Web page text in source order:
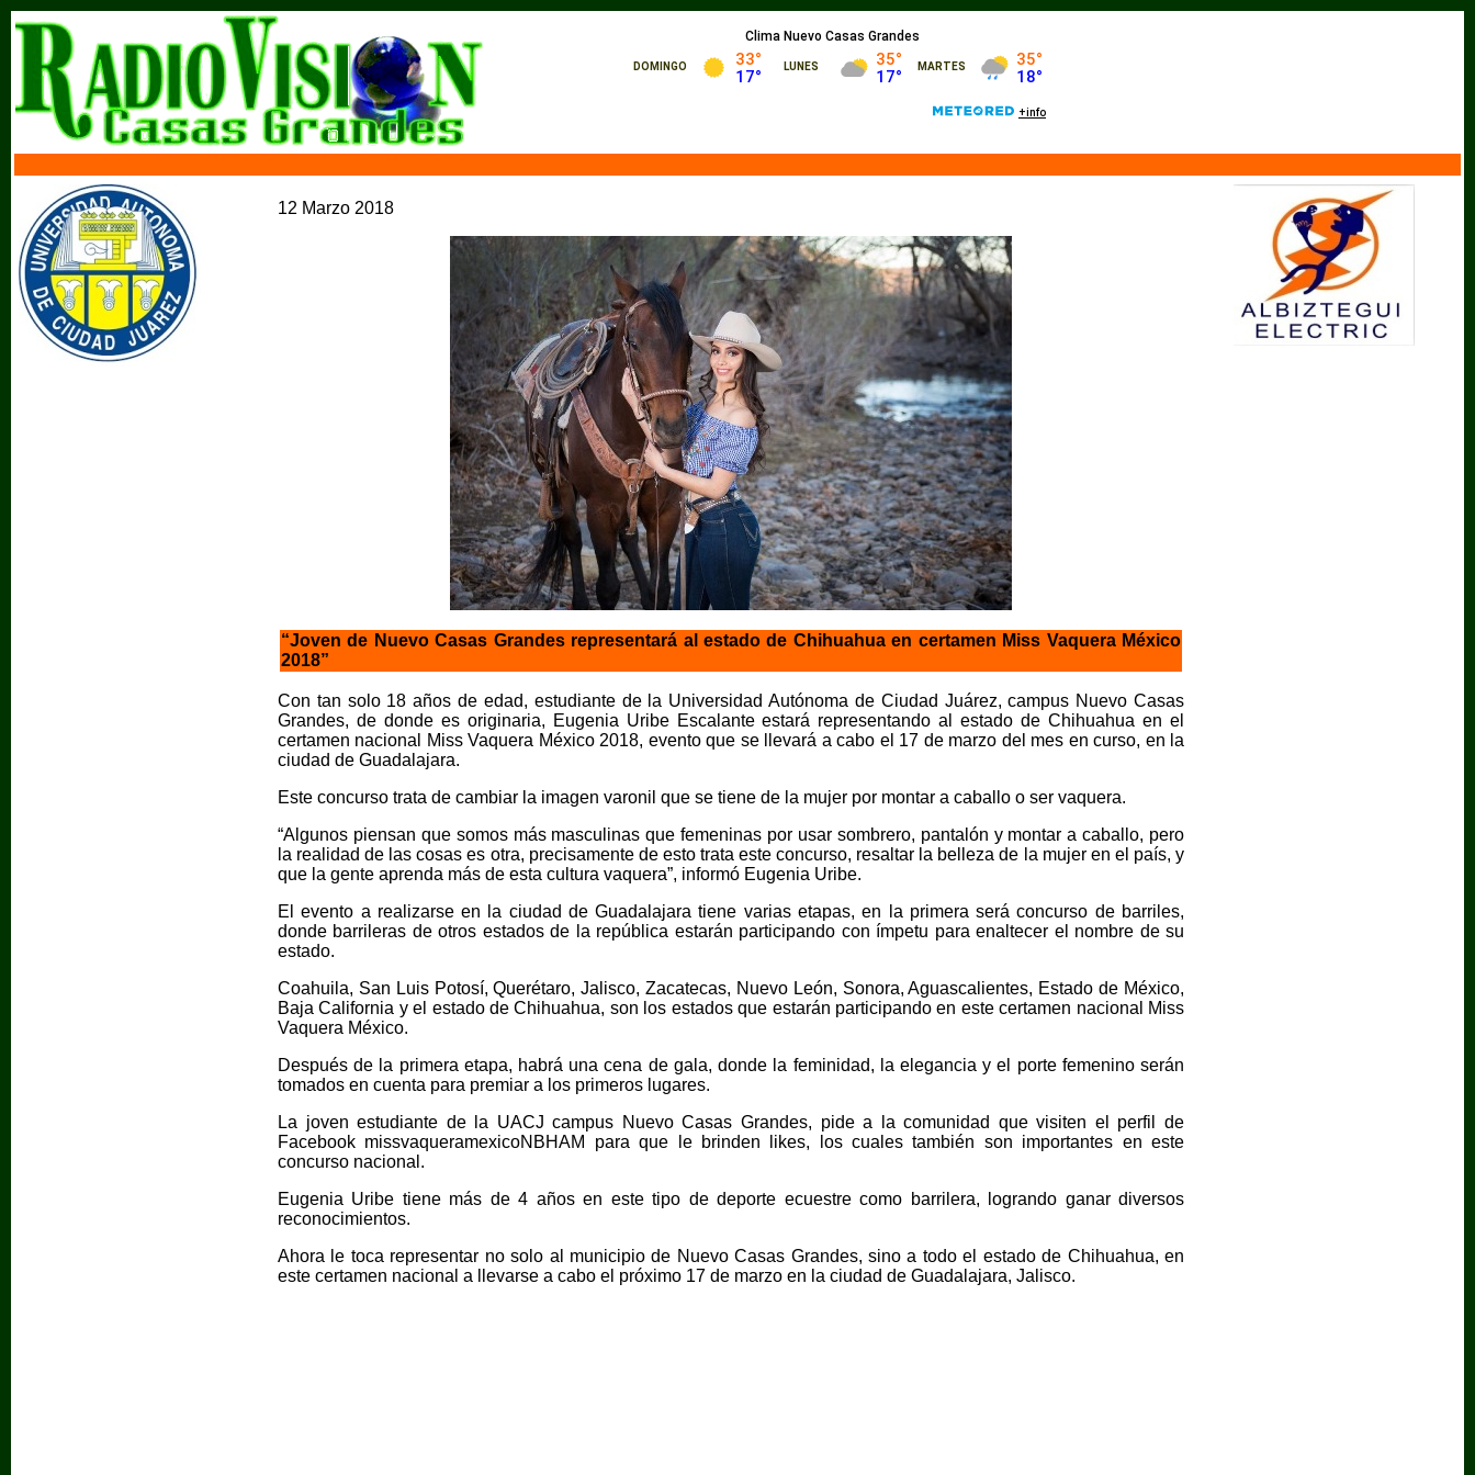
12 Marzo 2018
“Joven de Nuevo Casas Grandes representará al estado de Chihuahua en certamen Miss Vaquera México
2018”
Con tan solo 18 años de edad, estudiante de la Universidad Autónoma de Ciudad Juárez, campus Nuevo Casas
Grandes, de donde es originaria, Eugenia Uribe Escalante estará representando al estado de Chihuahua en el
certamen nacional Miss Vaquera México 2018, evento que se llevará a cabo el 17 de marzo del mes en curso, en la
ciudad de Guadalajara.
Este concurso trata de cambiar la imagen varonil que se tiene de la mujer por montar a caballo o ser vaquera.
“Algunos piensan que somos más masculinas que femeninas por usar sombrero, pantalón y montar a caballo, pero
la realidad de las cosas es otra, precisamente de esto trata este concurso, resaltar la belleza de la mujer en el país, y
que la gente aprenda más de esta cultura vaquera”, informó Eugenia Uribe.
El evento a realizarse en la ciudad de Guadalajara tiene varias etapas, en la primera será concurso de barriles,
donde barrileras de otros estados de la república estarán participando con ímpetu para enaltecer el nombre de su
estado.
Coahuila, San Luis Potosí, Querétaro, Jalisco, Zacatecas, Nuevo León, Sonora, Aguascalientes, Estado de México,
Baja California y el estado de Chihuahua, son los estados que estarán participando en este certamen nacional Miss
Vaquera México.
Después de la primera etapa, habrá una cena de gala, donde la feminidad, la elegancia y el porte femenino serán
tomados en cuenta para premiar a los primeros lugares.
La joven estudiante de la UACJ campus Nuevo Casas Grandes, pide a la comunidad que visiten el perfil de
Facebook missvaqueramexicoNBHAM para que le brinden likes, los cuales también son importantes en este
concurso nacional.
Eugenia Uribe tiene más de 4 años en este tipo de deporte ecuestre como barrilera, logrando ganar diversos
reconocimientos.
Ahora le toca representar no solo al municipio de Nuevo Casas Grandes, sino a todo el estado de Chihuahua, en
este certamen nacional a llevarse a cabo el próximo 17 de marzo en la ciudad de Guadalajara, Jalisco.